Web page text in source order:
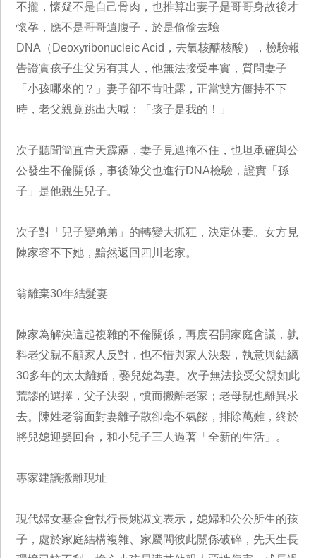
不攏，懷疑不是自己骨肉，也推算出妻子是哥哥身故後才
懷孕，應不是哥哥遺腹子，於是偷偷去驗
DNA（Deoxyribonucleic Acid，去氧核醣核酸），檢驗報
告證實孩子生父另有其人，他無法接受事實，質問妻子
「小孩哪來的？」妻子卻不肯吐露，正當雙方僵持不下
時，老父親竟跳出大喊：「孩子是我的！」
次子聽聞簡直青天霹靂，妻子見遮掩不住，也坦承確與公
公發生不倫關係，事後陳父也進行DNA檢驗，證實「孫
子」是他親生兒子。
次子對「兒子變弟弟」的轉變大抓狂，決定休妻。女方見
陳家容不下她，黯然返回四川老家。
翁離棄30年結髮妻
陳家為解決這起複雜的不倫關係，再度召開家庭會議，孰
料老父親不顧家人反對，也不惜與家人決裂，執意與結縭
30多年的太太離婚，娶兒媳為妻。次子無法接受父親如此
荒謬的選擇，父子決裂，憤而搬離老家；老母親也離異求
去。陳姓老翁面對妻離子散卻毫不氣餒，排除萬難，終於
將兒媳迎娶回台，和小兒子三人過著「全新的生活」。
專家建議搬離現址
現代婦女基金會執行長姚淑文表示，媳婦和公公所生的孩
子，處於家庭結構複雜、家屬間彼此關係破碎，先天生長